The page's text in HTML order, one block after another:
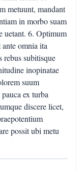
metuunt, mandant
in morbo suam
uetant. 6. Optimum
omnia ita
rebus subitisque
inopinatae
suum
ex turba
discere licet,
possit ubi metu